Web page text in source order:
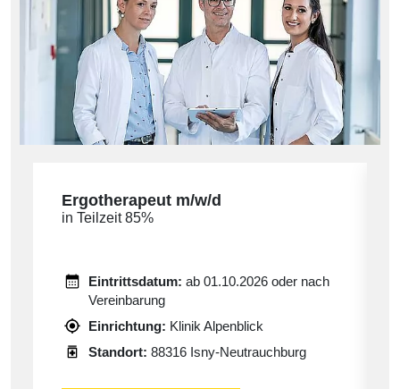
Ergotherapeut m/w/d
in Teilzeit 85%
Eintrittsdatum: ab 01.10.2026 oder nach
Vereinbarung
Einrichtung: Klinik Alpenblick
Standort: 88316 Isny-Neutrauchburg